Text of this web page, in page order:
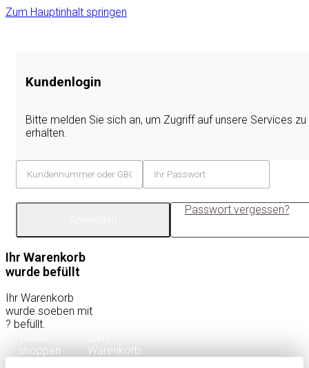
Zum Hauptinhalt springen
Kundenlogin
Bitte melden Sie sich an, um Zugriff auf unsere Services zu
erhalten.
Passwort vergessen?
Ihr Warenkorb
wurde befüllt
Ihr Warenkorb
wurde soeben mit
? befüllt.
shoppen
Warenkorb